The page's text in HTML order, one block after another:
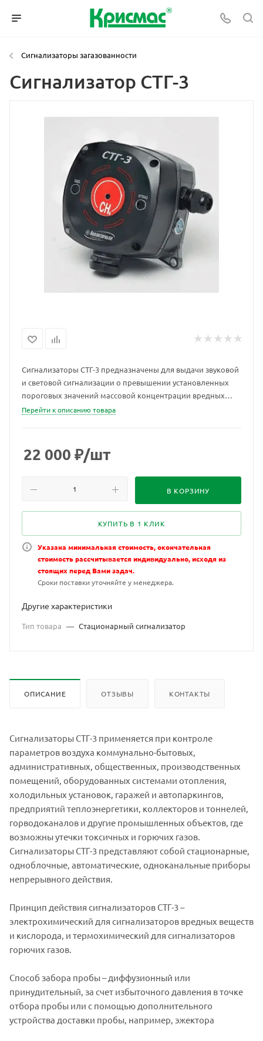
Сигнализаторы загазованности
Сигнализатор СТГ-3
Сигнализаторы СТГ-3 предназначены для выдачи звуковой
и световой сигнализации о превышении установленных
пороговых значений массовой концентрации вредных
веществ (СО, H2S, SО2, Cl2, NH3, NO2, HCl), объемной доли
Перейти к описанию товара
22 000 ₽/шт
В КОРЗИНУ
КУПИТЬ В 1 КЛИК
Указана минимальная стоимость, окончательная
стоимость рассчитывается индивидуально, исходя из
стоящих перед Вами задач.
Сроки поставки уточняйте у менеджера.
Другие характеристики
Тип товара — Стационарный сигнализатор
ОПИСАНИЕ ОТЗЫВЫ КОНТАКТЫ
Сигнализаторы СТГ-3 применяется при контроле
параметров воздуха коммунально-бытовых,
административных, общественных, производственных
помещений, оборудованных системами отопления,
холодильных установок, гаражей и автопаркингов,
предприятий теплоэнергетики, коллекторов и тоннелей,
горводоканалов и другие промышленных объектов, где
возможны утечки токсичных и горючих газов.
Сигнализаторы СТГ-3 представляют собой стационарные,
одноблочные, автоматические, одноканальные приборы
непрерывного действия.
Принцип действия сигнализаторов СТГ-3 –
электрохимический для сигнализаторов вредных веществ
и кислорода, и термохимический для сигнализаторов
горючих газов.
Способ забора пробы – диффузионный или
принудительный, за счет избыточного давления в точке
отбора пробы или с помощью дополнительного
устройства доставки пробы, например, эжектора